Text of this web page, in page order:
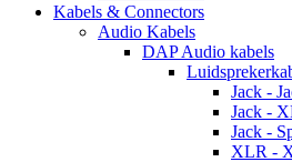
Kabels & Connectors
Audio Kabels
DAP Audio kabels
Jack -
Jack -
Jack -
XLR -